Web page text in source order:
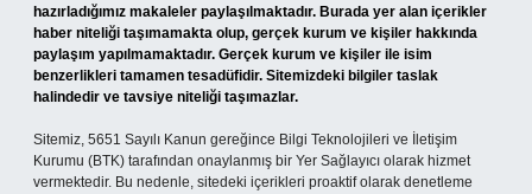
hazırladığımız makaleler paylaşılmaktadır. Burada yer alan içerikler
haber niteliği taşımamakta olup, gerçek kurum ve kişiler hakkında
paylaşım yapılmamaktadır. Gerçek kurum ve kişiler ile isim
benzerlikleri tamamen tesadüfidir. Sitemizdeki bilgiler taslak
halindedir ve tavsiye niteliği taşımazlar.
Sitemiz, 5651 Sayılı Kanun gereğince Bilgi Teknolojileri ve İletişim
Kurumu (BTK) tarafından onaylanmış bir Yer Sağlayıcı olarak hizmet
vermektedir. Bu nedenle, sitedeki içerikleri proaktif olarak denetleme